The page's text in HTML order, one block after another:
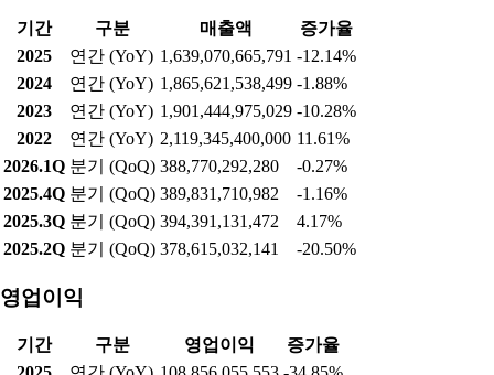
IBK투자증권이다.■ 美 6월 신규주택매매 - 美 상무부가 미국의 6
월 신규주택매매(New Home Sales)를 발표한다. (한국시간 24일
오후 11시)■ 이재명 대통령, 美·남미·독 방문 - 이재명 대통령이 7
월 24일부터 8월 3일까지 미국 샌프란시스코와 브라질·칠레·아
르헨티나, 독일을 차례로 방문할 예정이다. 24일부터 25일까지는
샌프란
실적현황
매출액
기간
2025
연간 (YoY) 1,639,070,665,791 -12.14%
2024
연간 (YoY) 1,865,621,538,499 -1.88%